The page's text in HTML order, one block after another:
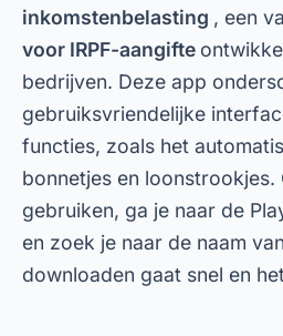
inkomstenbelasting , een
voor IRPF-aangifte
bedrijven. Deze app
gebruiksvriendelijke
functies, zoals het
bonnetjes en loonstrookjes.
gebruiken, ga je naar de
en zoek je naar de naam
downloaden gaat snel en